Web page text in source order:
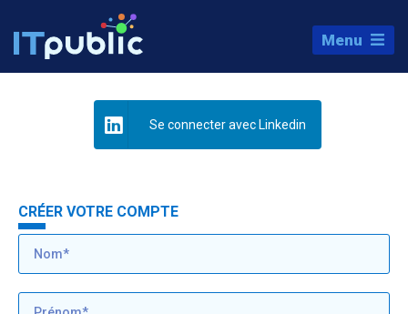
Menu
Se connecter avec Linkedin
CRÉER VOTRE COMPTE